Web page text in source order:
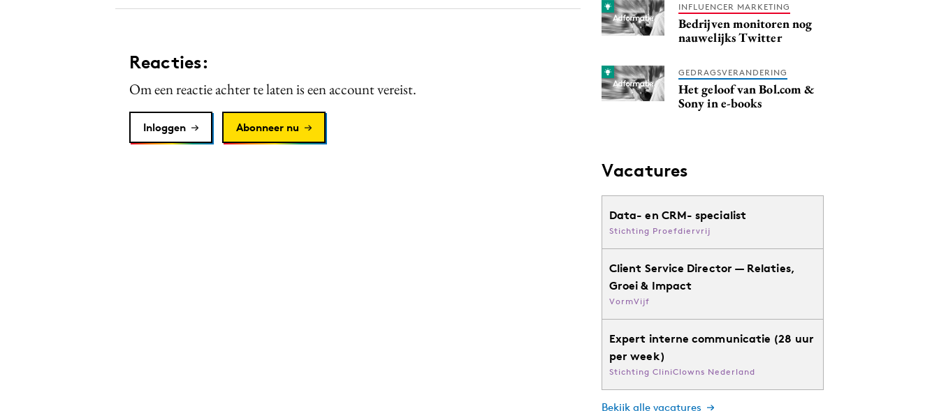
Reacties:
Om een reactie achter te laten is een account vereist.
Inloggen Abonneer nu
INFLUENCER MARKETING
Bedrijven monitoren nog
nauwelijks Twitter
GEDRAGSVERANDERING
Het geloof van Bol.com &
Sony in e-books
Vacatures
Data- en CRM- specialist
Stichting Proefdiervrij
Client Service Director — Relaties,
Groei & Impact
VormVijf
Expert interne communicatie (28 uur
per week)
Stichting CliniClowns Nederland
Bekijk alle vacatures